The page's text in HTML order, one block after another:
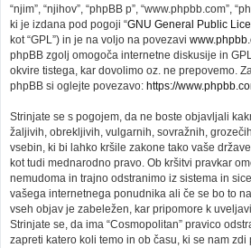
“njim”, “njihov”, “phpBB p”, “www.phpbb.com”,
ki je izdana pod pogoji “GNU General Public
kot “GPL”) in je na voljo na povezavi
phpBB zgolj omogoča internetne diskusije in
okvire tistega, kar dovolimo oz. ne prepovemo.
phpBB si oglejte povezavo: https://
Strinjate se s pogojem, da ne boste objavljali
žaljivih, obrekljivih, vulgarnih, sovražnih,
vsebin, ki bi lahko kršile zakone tako vaše
kot tudi mednarodno pravo. Ob kršitvi pravkar
nemudoma in trajno odstranimo iz sistema in
vašega internetnega ponudnika ali če se bo to
vseh objav je zabeležen, kar pripomore k
Strinjate se, da ima “Cosmopolitan” pravico
zapreti katero koli temo in ob času, ki se nam